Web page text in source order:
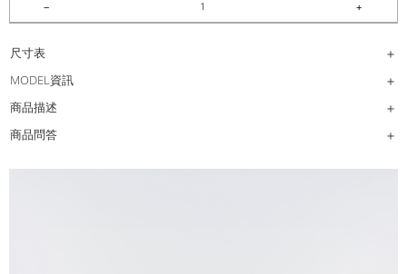
尺寸表
MODEL資訊
商品描述
商品問答